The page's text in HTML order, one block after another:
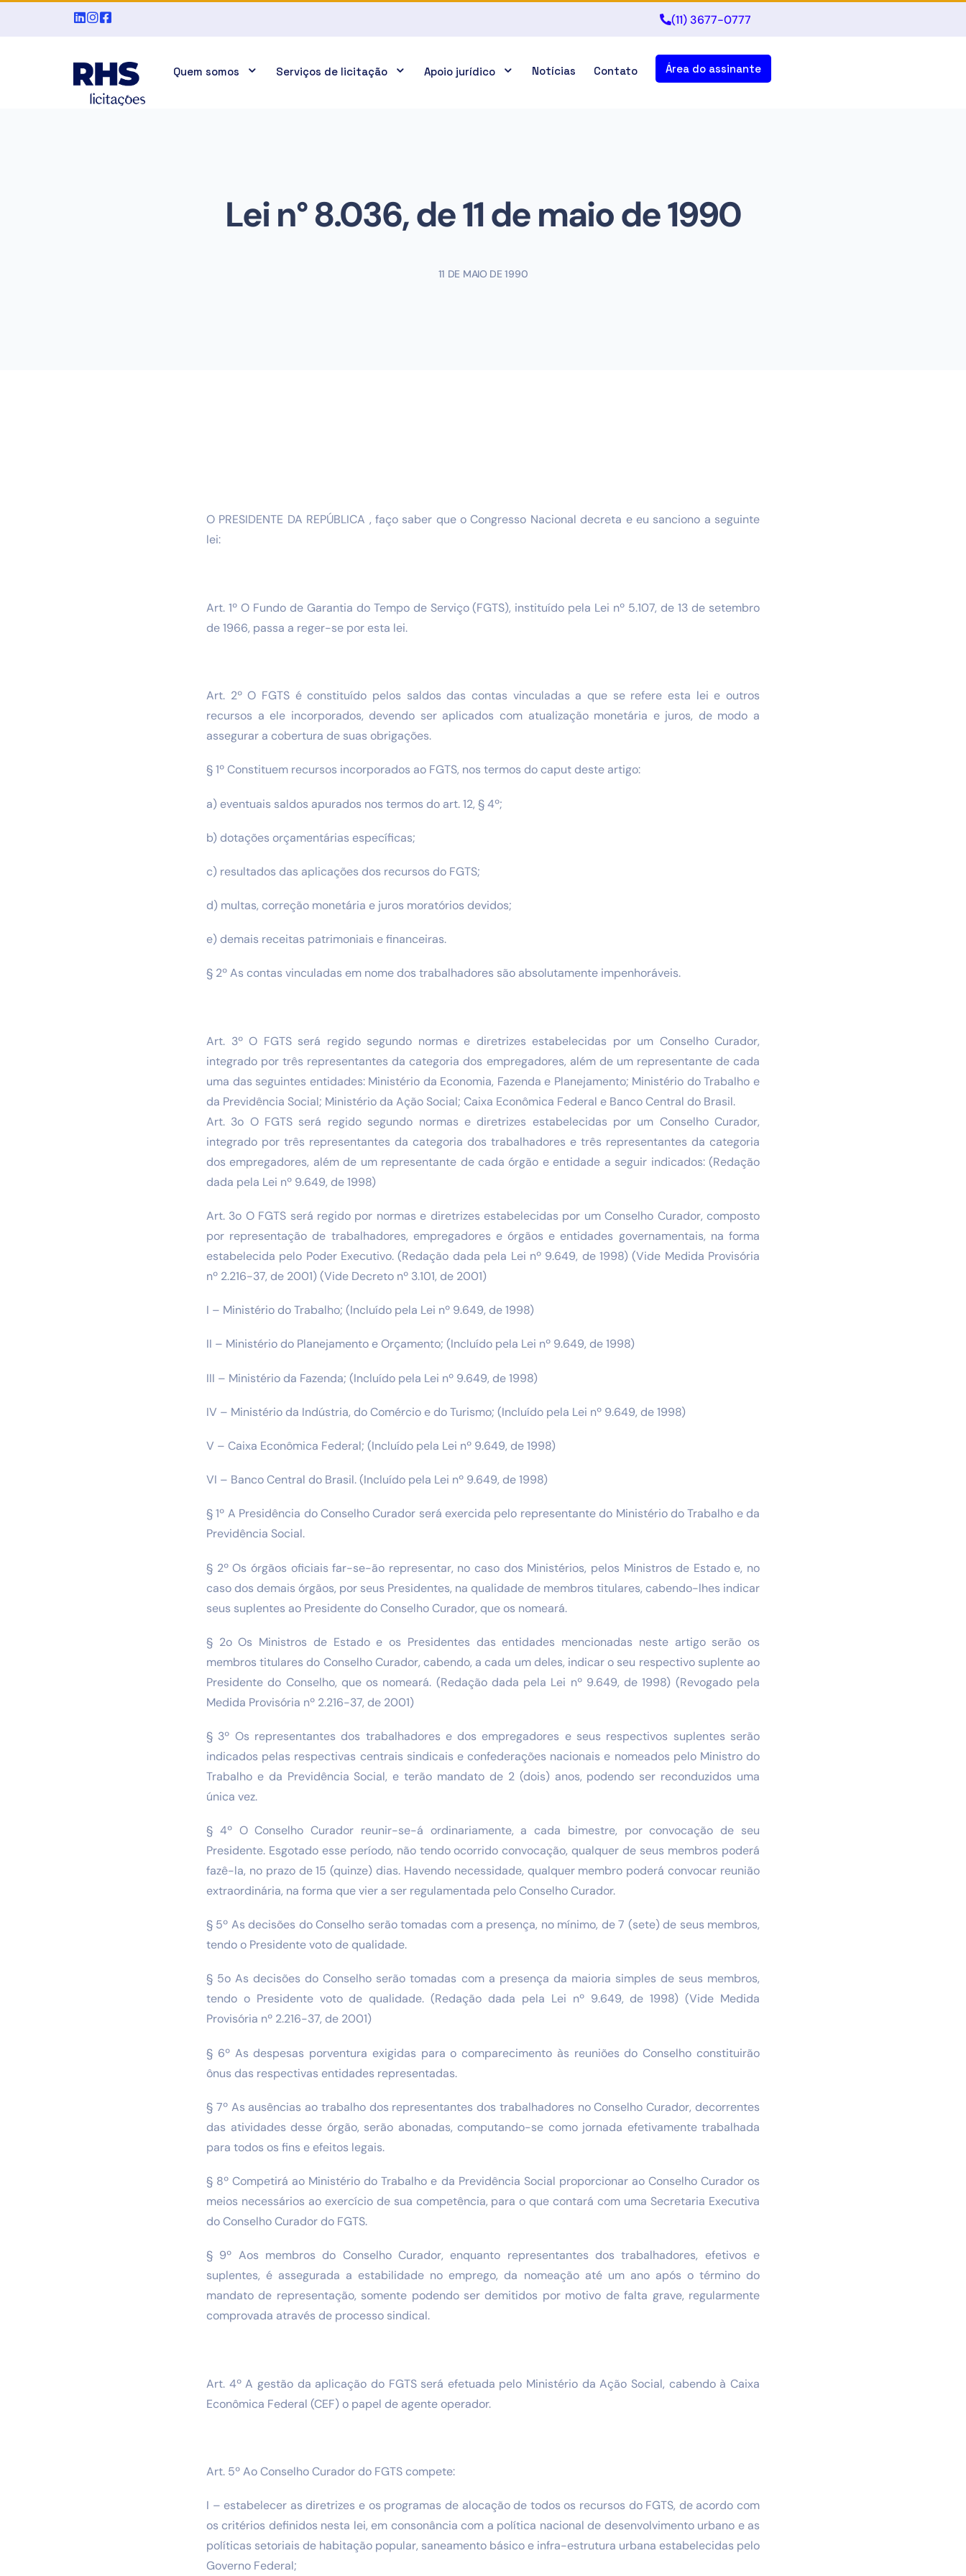
(11) 3677-0777
Quem somos Serviços de licitação Apoio jurídico Notícias Contato Área do assinante
Lei n° 8.036, de 11 de maio de 1990
11 DE MAIO DE 1990
O PRESIDENTE DA REPÚBLICA , faço saber que o Congresso Nacional decreta e eu sanciono a seguinte
lei:
Art. 1º O Fundo de Garantia do Tempo de Serviço (FGTS), instituído pela Lei nº 5.107, de 13 de setembro
de 1966, passa a reger-se por esta lei.
Art. 2º O FGTS é constituído pelos saldos das contas vinculadas a que se refere esta lei e outros
recursos a ele incorporados, devendo ser aplicados com atualização monetária e juros, de modo a
assegurar a cobertura de suas obrigações.
§ 1º Constituem recursos incorporados ao FGTS, nos termos do caput deste artigo:
a) eventuais saldos apurados nos termos do art. 12, § 4º;
b) dotações orçamentárias específicas;
c) resultados das aplicações dos recursos do FGTS;
d) multas, correção monetária e juros moratórios devidos;
e) demais receitas patrimoniais e financeiras.
§ 2º As contas vinculadas em nome dos trabalhadores são absolutamente impenhoráveis.
Art. 3º O FGTS será regido segundo normas e diretrizes estabelecidas por um Conselho Curador,
integrado por três representantes da categoria dos empregadores, além de um representante de cada
uma das seguintes entidades: Ministério da Economia, Fazenda e Planejamento; Ministério do Trabalho e
da Previdência Social; Ministério da Ação Social; Caixa Econômica Federal e Banco Central do Brasil.
Art. 3o O FGTS será regido segundo normas e diretrizes estabelecidas por um Conselho Curador,
integrado por três representantes da categoria dos trabalhadores e três representantes da categoria
dos empregadores, além de um representante de cada órgão e entidade a seguir indicados: (Redação
dada pela Lei nº 9.649, de 1998)
Art. 3o O FGTS será regido por normas e diretrizes estabelecidas por um Conselho Curador, composto
por representação de trabalhadores, empregadores e órgãos e entidades governamentais, na forma
estabelecida pelo Poder Executivo. (Redação dada pela Lei nº 9.649, de 1998) (Vide Medida Provisória
nº 2.216-37, de 2001) (Vide Decreto nº 3.101, de 2001)
I – Ministério do Trabalho; (Incluído pela Lei nº 9.649, de 1998)
II – Ministério do Planejamento e Orçamento; (Incluído pela Lei nº 9.649, de 1998)
III – Ministério da Fazenda; (Incluído pela Lei nº 9.649, de 1998)
IV – Ministério da Indústria, do Comércio e do Turismo; (Incluído pela Lei nº 9.649, de 1998)
V – Caixa Econômica Federal; (Incluído pela Lei nº 9.649, de 1998)
VI – Banco Central do Brasil. (Incluído pela Lei nº 9.649, de 1998)
§ 1º A Presidência do Conselho Curador será exercida pelo representante do Ministério do Trabalho e da
Previdência Social.
§ 2º Os órgãos oficiais far-se-ão representar, no caso dos Ministérios, pelos Ministros de Estado e, no
caso dos demais órgãos, por seus Presidentes, na qualidade de membros titulares, cabendo-lhes indicar
seus suplentes ao Presidente do Conselho Curador, que os nomeará.
§ 2o Os Ministros de Estado e os Presidentes das entidades mencionadas neste artigo serão os
membros titulares do Conselho Curador, cabendo, a cada um deles, indicar o seu respectivo suplente ao
Presidente do Conselho, que os nomeará. (Redação dada pela Lei nº 9.649, de 1998) (Revogado pela
Medida Provisória nº 2.216-37, de 2001)
§ 3º Os representantes dos trabalhadores e dos empregadores e seus respectivos suplentes serão
indicados pelas respectivas centrais sindicais e confederações nacionais e nomeados pelo Ministro do
Trabalho e da Previdência Social, e terão mandato de 2 (dois) anos, podendo ser reconduzidos uma
única vez.
§ 4º O Conselho Curador reunir-se-á ordinariamente, a cada bimestre, por convocação de seu
Presidente. Esgotado esse período, não tendo ocorrido convocação, qualquer de seus membros poderá
fazê-la, no prazo de 15 (quinze) dias. Havendo necessidade, qualquer membro poderá convocar reunião
extraordinária, na forma que vier a ser regulamentada pelo Conselho Curador.
§ 5º As decisões do Conselho serão tomadas com a presença, no mínimo, de 7 (sete) de seus membros,
tendo o Presidente voto de qualidade.
§ 5o As decisões do Conselho serão tomadas com a presença da maioria simples de seus membros,
tendo o Presidente voto de qualidade. (Redação dada pela Lei nº 9.649, de 1998) (Vide Medida
Provisória nº 2.216-37, de 2001)
§ 6º As despesas porventura exigidas para o comparecimento às reuniões do Conselho constituirão
ônus das respectivas entidades representadas.
§ 7º As ausências ao trabalho dos representantes dos trabalhadores no Conselho Curador, decorrentes
das atividades desse órgão, serão abonadas, computando-se como jornada efetivamente trabalhada
para todos os fins e efeitos legais.
§ 8º Competirá ao Ministério do Trabalho e da Previdência Social proporcionar ao Conselho Curador os
meios necessários ao exercício de sua competência, para o que contará com uma Secretaria Executiva
do Conselho Curador do FGTS.
§ 9º Aos membros do Conselho Curador, enquanto representantes dos trabalhadores, efetivos e
suplentes, é assegurada a estabilidade no emprego, da nomeação até um ano após o término do
mandato de representação, somente podendo ser demitidos por motivo de falta grave, regularmente
comprovada através de processo sindical.
Art. 4º A gestão da aplicação do FGTS será efetuada pelo Ministério da Ação Social, cabendo à Caixa
Econômica Federal (CEF) o papel de agente operador.
Art. 5º Ao Conselho Curador do FGTS compete:
I – estabelecer as diretrizes e os programas de alocação de todos os recursos do FGTS, de acordo com
os critérios definidos nesta lei, em consonância com a política nacional de desenvolvimento urbano e as
políticas setoriais de habitação popular, saneamento básico e infra-estrutura urbana estabelecidas pelo
Governo Federal;